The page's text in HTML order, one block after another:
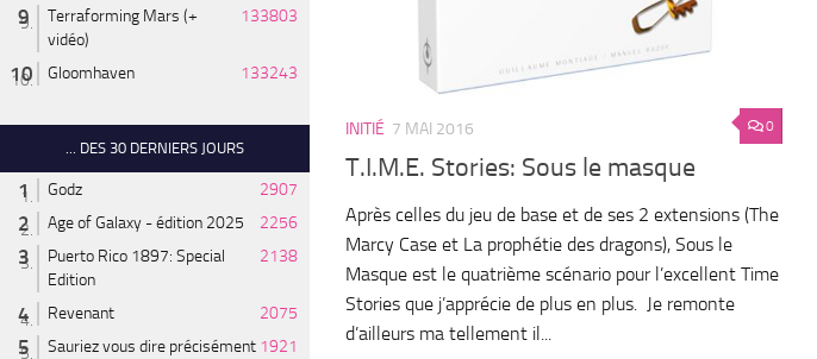
0
INITIÉ 7 MAI 2016
T.I.M.E. Stories: Sous le masque
Après celles du jeu de base et de ses 2 extensions (The
Marcy Case et La prophétie des dragons), Sous le
Masque est le quatrième scénario pour l’excellent Time
Stories que j’apprécie de plus en plus. Je remonte
d’ailleurs ma tellement il...
Terraforming Mars (+
vidéo)
133803
Gloomhaven 133243
... DES 30 DERNIERS JOURS
Godz
2907
Age of Galaxy - édition 2025
2256
Puerto Rico 1897: Special
Edition
2138
Revenant
2075
Sauriez vous dire précisément 1921